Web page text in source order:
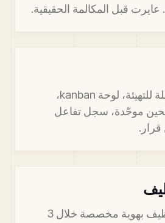
قبل المكالمة الحقيقية.
قمعات توظيف قابلة للتهيئة، لوحة kanban،
موحّدة، سجل تفاعل
أنشئ صفحات توظيف بهوية مخصصة خلال 3